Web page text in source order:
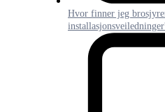
Hvor finner jeg